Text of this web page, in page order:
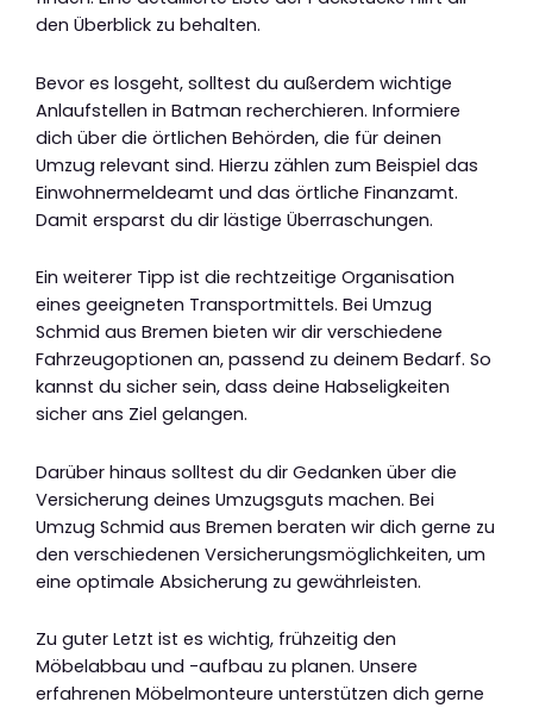
den Überblick zu behalten.
Bevor es losgeht, solltest du außerdem wichtige
Anlaufstellen in Batman recherchieren. Informiere
dich über die örtlichen Behörden, die für deinen
Umzug relevant sind. Hierzu zählen zum Beispiel das
Einwohnermeldeamt und das örtliche Finanzamt.
Damit ersparst du dir lästige Überraschungen.
Ein weiterer Tipp ist die rechtzeitige Organisation
eines geeigneten Transportmittels. Bei Umzug
Schmid aus Bremen bieten wir dir verschiedene
Fahrzeugoptionen an, passend zu deinem Bedarf. So
kannst du sicher sein, dass deine Habseligkeiten
sicher ans Ziel gelangen.
Darüber hinaus solltest du dir Gedanken über die
Versicherung deines Umzugsguts machen. Bei
Umzug Schmid aus Bremen beraten wir dich gerne zu
den verschiedenen Versicherungsmöglichkeiten, um
eine optimale Absicherung zu gewährleisten.
Zu guter Letzt ist es wichtig, frühzeitig den
Möbelabbau und -aufbau zu planen. Unsere
erfahrenen Möbelmonteure unterstützen dich gerne